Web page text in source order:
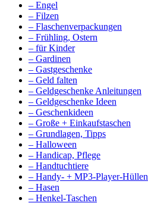
– Engel
– Filzen
– Flaschenverpackungen
– Frühling, Ostern
– für Kinder
– Gardinen
– Gastgeschenke
– Geld falten
– Geldgeschenke Anleitungen
– Geldgeschenke Ideen
– Geschenkideen
– Große + Einkaufstaschen
– Grundlagen, Tipps
– Halloween
– Handicap, Pflege
– Handtuchtiere
– Handy- + MP3-Player-Hüllen
– Hasen
– Henkel-Taschen